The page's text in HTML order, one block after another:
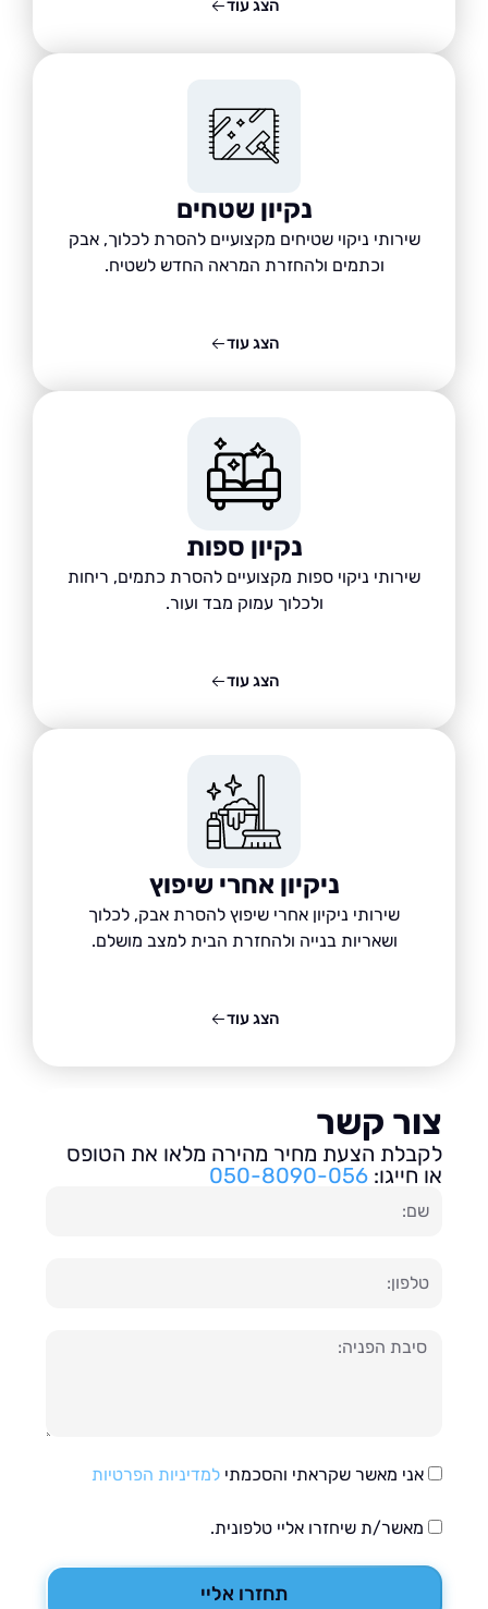
נקיון שטחים
שירותי ניקוי שטיחים מקצועיים להסרת לכלוך, אבק
וכתמים ולהחזרת המראה החדש לשטיח.
נקיון ספות
שירותי ניקוי ספות מקצועיים להסרת כתמים, ריחות
ולכלוך עמוק מבד ועור.
ניקיון אחרי שיפוץ
שירותי ניקיון אחרי שיפוץ להסרת אבק, לכלוך
ושאריות בנייה ולהחזרת הבית למצב מושלם.
קשר
הצעת מחיר מהירה מלאו את הטופס
חייגו:050-8090-056
אני מאשר שקראתי והסכמתילמדיניות הפרטיות
מאשר/ת שיחזרו אליי טלפונית.
תחזרו אליי